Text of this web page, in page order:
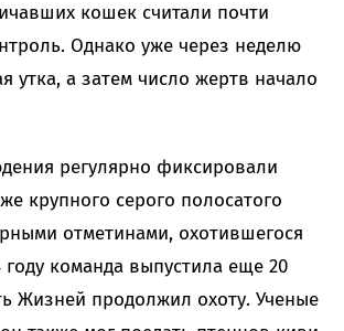
кошек считали почти
Однако уже через неделю
утка, а затем число жертв начало
регулярно фиксировали
крупного серого полосатого
отметинами, охотившегося
году команда выпустила еще 20
Жизней продолжил охоту. Ученые